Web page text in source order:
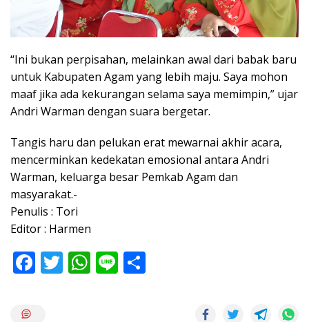
“Ini bukan perpisahan, melainkan awal dari babak baru
untuk Kabupaten Agam yang lebih maju. Saya mohon
maaf jika ada kekurangan selama saya memimpin,” ujar
Andri Warman dengan suara bergetar.
Tangis haru dan pelukan erat mewarnai akhir acara,
mencerminkan kedekatan emosional antara Andri
Warman, keluarga besar Pemkab Agam dan
masyarakat.-
Penulis : Tori
Editor : Harmen
F T W Li